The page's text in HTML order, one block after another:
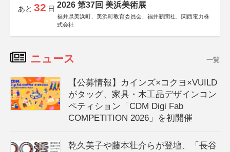
あと 32 日 2026 第37回 美浜美術展
福井県美浜町、美浜町教育委員会、福井新聞社、関西電力株
式会社
ニュース 一覧
【公募情報】カインズ×コクヨ×VUILD
がタッグ、家具・木工品デザインコン
ペティション「CDM Digi Fab
COMPETITION 2026」を初開催
乾久美子や藤本壮介らが登壇、「長谷